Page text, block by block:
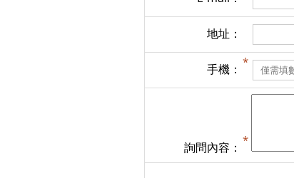
地址：
手機：
詢問內容：